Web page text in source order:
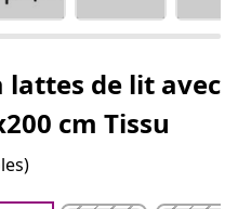
lattes de lit avec
cm Tissu